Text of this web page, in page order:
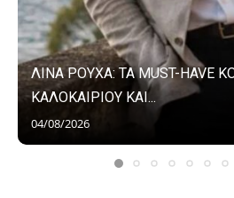
ΛΙΝΑ ΡΟΥΧΑ: ΤΑ MUST-HAVE
ΚΑΛΟΚΑΙΡΙΟΥ ΚΑΙ...
04/08/2026